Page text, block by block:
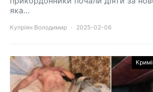
яка…
Купріян Володимир 2025-02-06